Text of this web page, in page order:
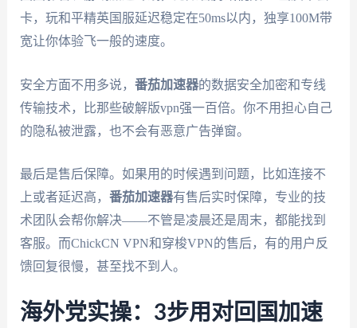
卡，玩和平精英国服延迟稳定在50ms以内，独享100M带
宽让你体验飞一般的速度。
安全方面不用多说， 番茄加速器的数据安全加密和专线
传输技术，比那些破解版vpn强一百倍。你不用担心自己
的隐私被泄露，也不会有恶意广告弹窗。
最后是售后保障。如果用的时候遇到问题，比如连接不
上或者延迟高， 番茄加速器有售后实时保障，专业的技
术团队会帮你解决——不管是凌晨还是周末，都能找到
客服。而ChickCN VPN和穿梭VPN的售后，有的用户反
馈回复很慢，甚至找不到人。
海外党实操：3步用对回国加速